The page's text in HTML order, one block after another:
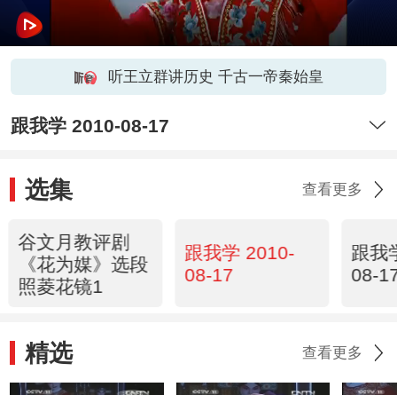
听王立群讲历史 千古一帝秦始皇
跟我学 2010-08-17
选集 查看更多
谷文月教评剧
《花为媒》选段
照菱花镜1
跟我学 2010-
08-17
跟我
08-
精选 查看更多